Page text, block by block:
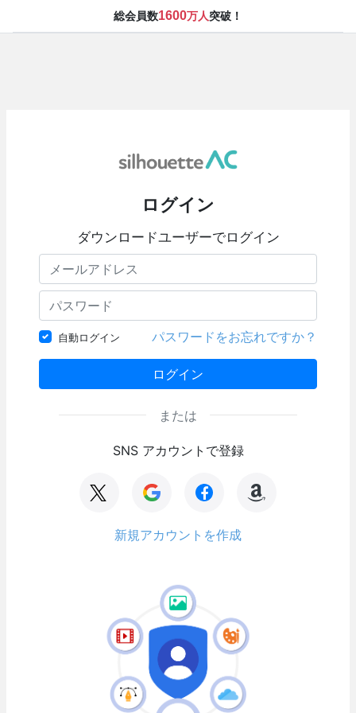
総会員数1600万人突破！
ログイン
ダウンロードユーザーでログイン
自動ログイン パスワードをお忘れですか？
ログイン
または
SNS アカウントで登録
新規アカウントを作成